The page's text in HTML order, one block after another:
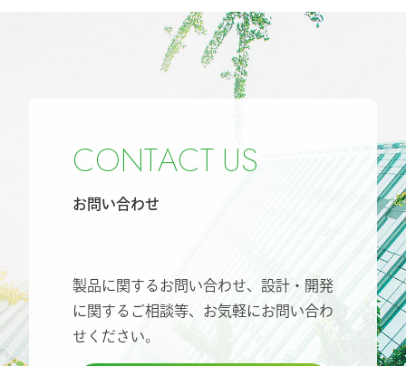
CONTACT US
お問い合わせ
製品に関するお問い合わせ、設計・開発
に関するご相談等、 お気軽にお問い合わ
せください。